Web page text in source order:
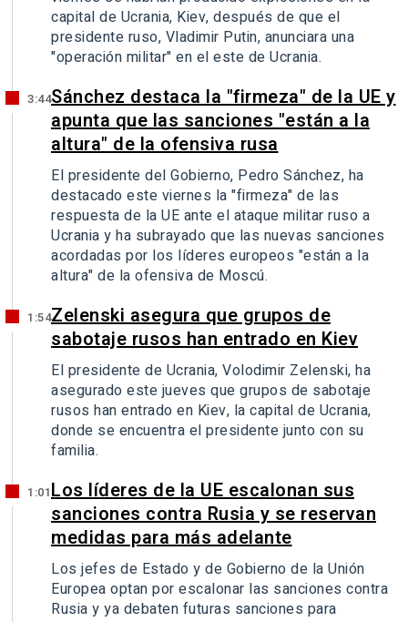
capital de Ucrania, Kiev, después de que el
presidente ruso, Vladimir Putin, anunciara una
"operación militar" en el este de Ucrania.
3:44Sánchez destaca la "firmeza" de la UE y
apunta que las sanciones "están a la
altura" de la ofensiva rusa
El presidente del Gobierno, Pedro Sánchez, ha
destacado este viernes la "firmeza" de las
respuesta de la UE ante el ataque militar ruso a
Ucrania y ha subrayado que las nuevas sanciones
acordadas por los líderes europeos "están a la
altura" de la ofensiva de Moscú.
1:54Zelenski asegura que grupos de
sabotaje rusos han entrado en Kiev
El presidente de Ucrania, Volodimir Zelenski, ha
asegurado este jueves que grupos de sabotaje
rusos han entrado en Kiev, la capital de Ucrania,
donde se encuentra el presidente junto con su
familia.
1:01Los líderes de la UE escalonan sus
sanciones contra Rusia y se reservan
medidas para más adelante
Los jefes de Estado y de Gobierno de la Unión
Europea optan por escalonar las sanciones contra
Rusia y ya debaten futuras sanciones para